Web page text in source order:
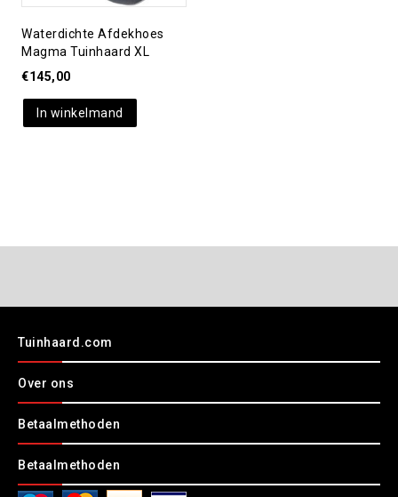
Waterdichte Afdekhoes
Magma Tuinhaard XL
€145,00
In winkelmand
Tuinhaard.com
Over ons
Betaalmethoden
Betaalmethoden